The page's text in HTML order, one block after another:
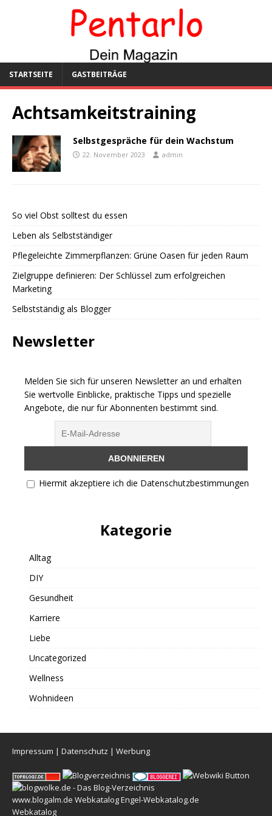
STARTSEITE GASTBEITRÄGE
Achtsamkeitstraining
Selbstgespräche für dein Wachstum
22. November 2023 admin
So viel Obst solltest du essen
Leben als Selbstständiger
Pflegeleichte Zimmerpflanzen: Grüne Oasen für jeden Raum
Zielgruppe definieren: Der Schlüssel zum erfolgreichen
Marketing
Selbstständig als Blogger
Newsletter
Melden Sie sich für unseren Newsletter an und erhalten
Sie wertvolle Einblicke, praktische Tipps und spezielle
Angebote, die nur für Abonnenten bestimmt sind.
Hiermit akzeptiere ich die Datenschutzbestimmungen
Kategorie
Alltag
DIY
Gesundheit
Karriere
Liebe
Uncategorized
Wellness
Wohnideen
Impressum | Datenschutz | Werbung
www.blogalm.de WebkatalogEngel-Webkatalog.de
Webkatalog